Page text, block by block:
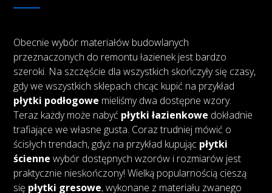
Obecnie wybór materiałów budowlanych
przeznaczonych do remontu łazienek jest bardzo
szeroki. Na szczęście dla wszystkich skończyły się czasy,
gdy we wszystkich sklepach chcąc kupić na przykład
płytki podłogowe mieliśmy dwa dostępne wzory.
Teraz każdy może nabyć płytki łazienkowe dokładnie
trafiające we własne gusta. Coraz trudniej mówić o
ścisłych trendach, gdyż na przykład kupując płytki
ścienne wybór dostępnych wzorów i rozmiarów jest
praktycznie nieskończony! Wielką popularnością cieszą
się płytki gresowe, wykonane z materiału zwanego